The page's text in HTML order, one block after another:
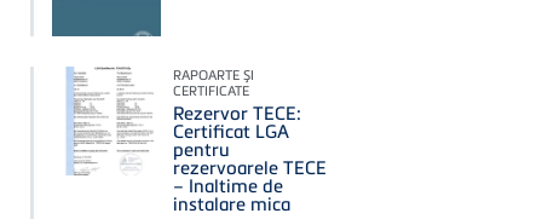
RAPOARTE ŞI
CERTIFICATE
Rezervor TECE:
Certificat LGA
pentru
rezervoarele TECE
– Inaltime de
instalare mica